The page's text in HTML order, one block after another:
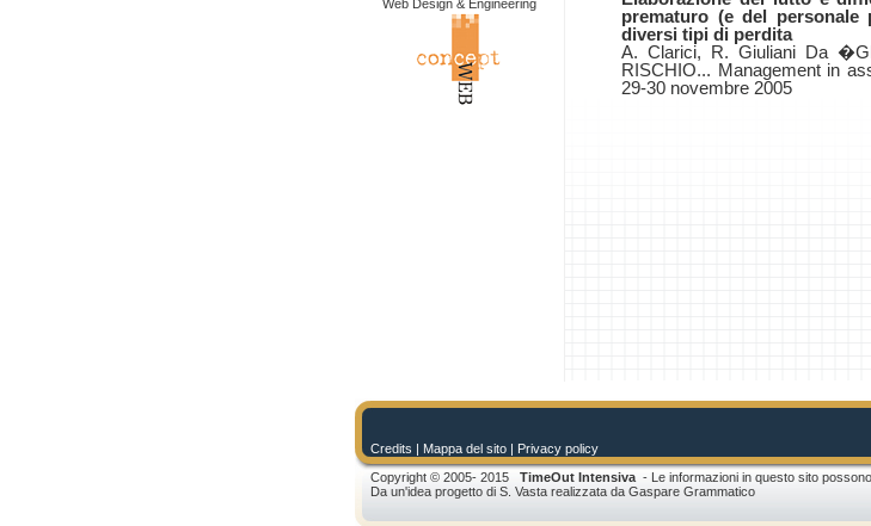
Web Design & Engineering
prematuro (e del personale
diversi tipi di perdita
A. Clarici, R. Giuliani Da
RISCHIO... Management in
29-30 novembre 2005
Credits | Mappa del sito | Privacy policy
Copyright © 2005- 2015 TimeOut Intensiva - Le informazioni in questo sito
Da un'idea progetto di S. Vasta realizzata da Gaspare Grammatico